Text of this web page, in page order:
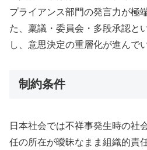
プライアンス部門の発言力が極
た、稟議・委員会・多段承認と
し、意思決定の重層化が進んで
制約条件
日本社会では不祥事発生時の社
任の所在が曖昧なまま組織的責